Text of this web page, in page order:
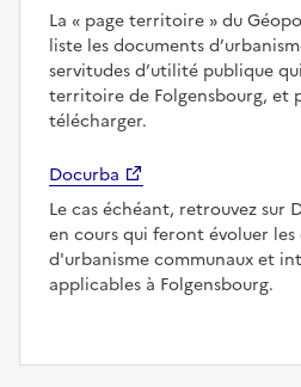
La
page territoire
du
liste les documents
servitudes d’utilité publique
territoire de Folgensbourg, et
télécharger.
Docurba
Le cas échéant, retrouvez sur
en cours qui feront évoluer
d'urbanisme communaux et
applicables à Folgensbourg.